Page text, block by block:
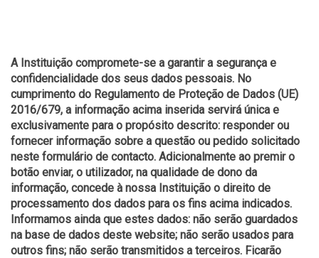
A Instituição compromete-se a garantir a segurança e
confidencialidade dos seus dados pessoais. No
cumprimento do Regulamento de Proteção de Dados (UE)
2016/679, a informação acima inserida servirá única e
exclusivamente para o propósito descrito: responder ou
fornecer informação sobre a questão ou pedido solicitado
neste formulário de contacto. Adicionalmente ao premir o
botão enviar, o utilizador, na qualidade de dono da
informação, concede à nossa Instituição o direito de
processamento dos dados para os fins acima indicados.
Informamos ainda que estes dados: não serão guardados
na base de dados deste website; não serão usados para
outros fins; não serão transmitidos a terceiros. Ficarão